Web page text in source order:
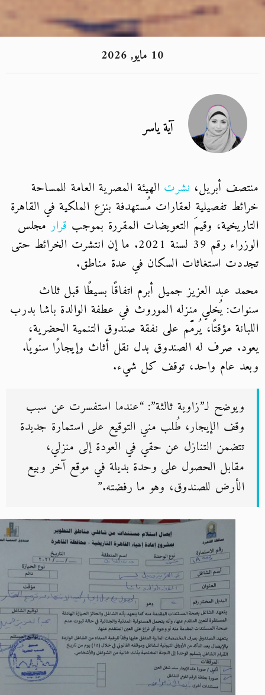
آية ياسر
أبريل،نشرتالهيئة المصرية العامة للمساحة
تفصيلية لعقارات مُستهدفة بنزع الملكية في القاهرة
وقيمَ التعويضات المقررة بموجبقرار مجلس
الوزراء رقم 39 لسنة 2021. ما إن انتشرت الخرائط حتى
استغاثات السكان في عدة مناطق.
عبد العزيز جميل أبرم اتفاقًا بسيطًا قبل ثلاث
يُخلي منزله الموروث في عطفة الوالدة باشا بدرب
مؤقتًا، يُرمَّم على نفقة صندوق التنمية الحضرية،
صرف له الصندوق بدل نقل أثاث وإيجارًا سنويًا.
عام واحد، توقف كل شيء.
ويوضح لـ”زاوية ثالثة”: “عندما استفسرت عن سبب
وقف الإيجار، طُلب مني التوقيع على استمارة جديدة
تتضمن التنازل عن حقي في العودة إلى منزلي،
مقابل الحصول على وحدة بديلة في موقع آخر وبيع
الأرض للصندوق، وهو ما رفضته.”